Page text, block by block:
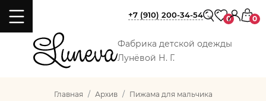
Фабрика детской одежды
Лунёвой Н. Г.
+7 (910) 200-34-54 0 0
Главная Архив Пижама для мальчика